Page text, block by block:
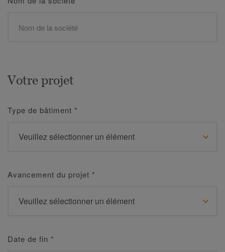
Votre projet
Type de bâtiment *
Avancement du projet *
Date de fin *